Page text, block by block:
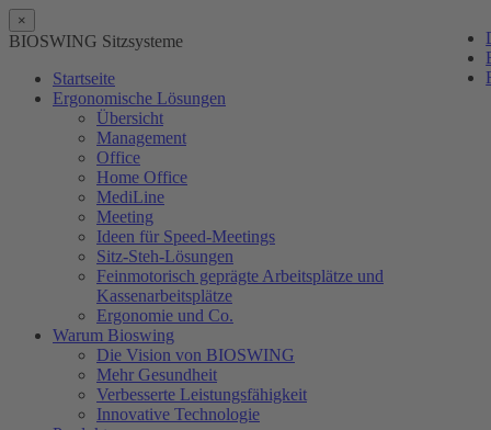
×
BIOSWING Sitzsysteme
Startseite
Ergonomische Lösungen
Übersicht
Management
Office
Home Office
MediLine
Meeting
Ideen für Speed-Meetings
Sitz-Steh-Lösungen
Feinmotorisch geprägte Arbeitsplätze und
Kassenarbeitsplätze
Ergonomie und Co.
Warum Bioswing
Die Vision von BIOSWING
Mehr Gesundheit
Verbesserte Leistungsfähigkeit
Innovative Technologie